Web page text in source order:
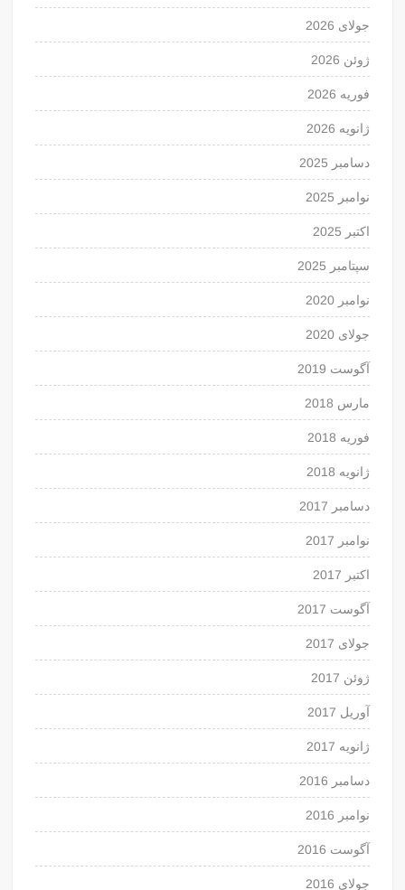
جولای 2026
ژوئن 2026
فوریه 2026
ژانویه 2026
دسامبر 2025
نوامبر 2025
اکتبر 2025
سپتامبر 2025
نوامبر 2020
جولای 2020
آگوست 2019
مارس 2018
فوریه 2018
ژانویه 2018
دسامبر 2017
نوامبر 2017
اکتبر 2017
آگوست 2017
جولای 2017
ژوئن 2017
آوریل 2017
ژانویه 2017
دسامبر 2016
نوامبر 2016
آگوست 2016
جولای 2016